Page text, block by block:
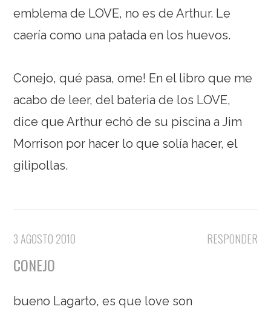
emblema de LOVE, no es de Arthur. Le
caería como una patada en los huevos.
Conejo, qué pasa, ome! En el libro que me
acabo de leer, del bateria de los LOVE,
dice que Arthur echó de su piscina a Jim
Morrison por hacer lo que solía hacer, el
gilipollas.
RESPONDER
3 AGOSTO 2010
CONEJO
bueno Lagarto, es que love son